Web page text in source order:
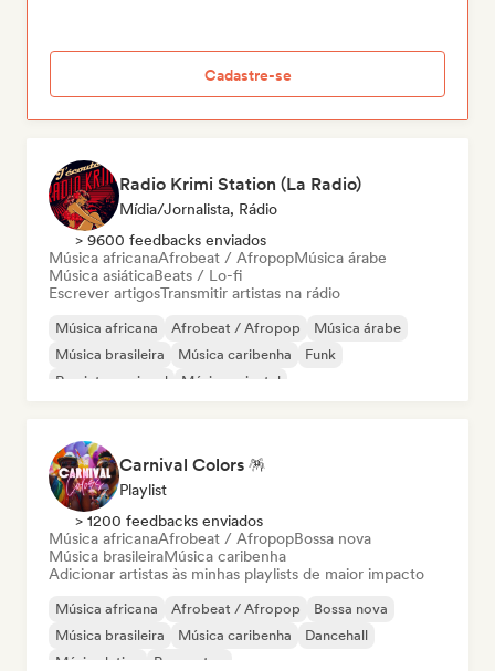
Cadastre-se
Radio Krimi Station (La Radio)
Mídia/Jornalista, Rádio
> 9600 feedbacks enviados
Música africanaAfrobeat / AfropopMúsica árabe
Música asiáticaBeats / Lo-fi
Escrever artigosTransmitir artistas na rádio
Música africana Afrobeat / Afropop
Música árabe
Música brasileira
Música caribenha
Funk
Rap internacional
Música oriental
Carnival Colors 🪅
Playlist
> 1200 feedbacks enviados
Música africanaAfrobeat / AfropopBossa nova
Música brasileiraMúsica caribenha
Adicionar artistas às minhas playlists de maior impacto
Música africana Afrobeat / Afropop
Bossa nova
Música brasileira
Música caribenha
Dancehall
Música latina
Reggaeton